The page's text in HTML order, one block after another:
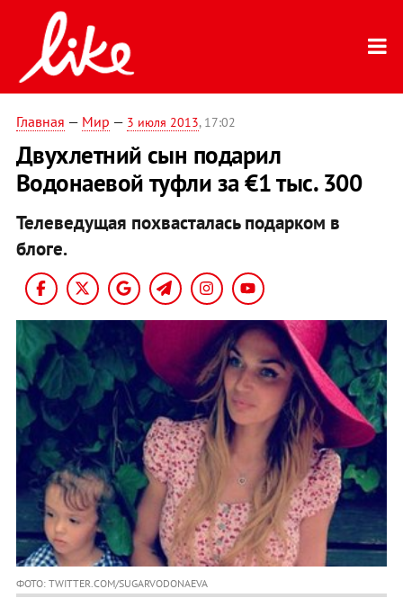
Главная — Мир — 3 июля 2013, 17:02
Двухлетний сын подарил
Водонаевой туфли за €1 тыс. 300
Телеведущая похвасталась подарком в
блоге.
ФОТО: TWITTER.COM/SUGARVODONAEVA